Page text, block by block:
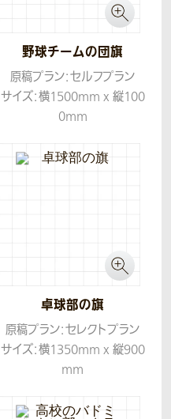
野球チームの団旗
原稿プラン：セルフプラン
サイズ：横1500mm x 縦100
0mm
卓球部の旗
原稿プラン：セレクトプラン
サイズ：横1350mm x 縦900
mm